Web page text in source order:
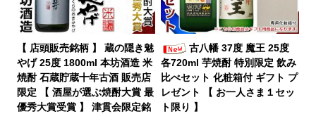
【 店頭販売銘柄 】 蔵の隠き魅
やげ 25度 1800ml 本坊酒造 米
焼酎 石蔵貯蔵十年古酒 販売店
限定 【 酒屋が選ぶ焼酎大賞 最
優秀大賞受賞 】 津貫会限定銘
古八幡 37度 魔王 25度
各720ml 芋焼酎 特別限定 飲み
比べセット 化粧箱付 ギフト プ
レゼント 【 お一人さま１セッ
ト限り 】